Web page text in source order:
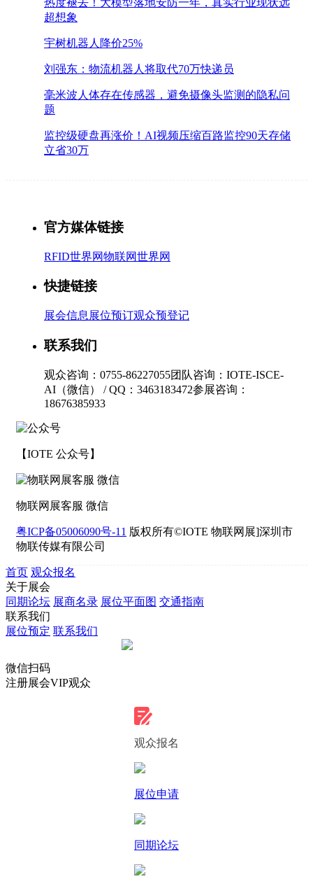
热度褪去！大模型落地安防一年，真实行业现状远
超想象
宇树机器人降价25%
刘强东：物流机器人将取代70万快递员
毫米波人体存在传感器，避免摄像头监测的隐私问
题
监控级硬盘再涨价！AI视频压缩百路监控90天存储
立省30万
官方媒体链接
RFID世界网物联网世界网
快捷链接
展会信息 展位预订观众预登记
联系我们
观众咨询：0755-86227055团队咨询：IOTE-ISCE-
AI（微信） / QQ：3463183472参展咨询：
18676385933
【IOTE 公众号】
物联网展客服 微信
粤ICP备05006090号-11 版权所有©IOTE 物联网展]深圳市
物联传媒有限公司
首页 观众报名
关于展会
同期论坛 展商名录 展位平面图 交通指南
联系我们
展位预定 联系我们
微信扫码
注册展会VIP观众
观众报名
展位申请
同期论坛